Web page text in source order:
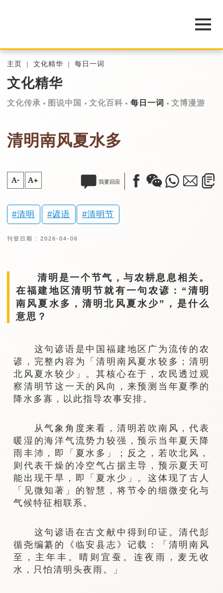
主页 文化精华 每日一词
文化精华
文化传承 图说中国 文化百科 每日一词 文博漫游
清明南风夏水多
A- A+ 我要回应
清明 谚语 清明节
刊登日期 : 2026-04-06
清明是一个节气，与农耕息息相关。
在福建地区清明节就有一句农谚：“清明
南风夏水多，清明北风夏水少”，是什么
意思？
这句谚语是中国福建地区广为流传的农
谚，完整内容为「清明南风夏水较多；清明
北风夏水较少」。其核心在于，农民透过观
察清明节这一天的风向，来预测当年夏季的
降水多寡，以此指导农事安排。
从气象角度来看，清明若吹南风，代表
暖湿的海洋气流势力较强，预示当年夏天降
雨丰沛，即「夏水多」；反之，若吹北风，
则代表干燥的冷空气占据主导，预示夏天可
能出现干旱，即「夏水少」。这体现了古人
「见微知著」的智慧，将节令的细微变化与
气候特征相联系。
这句谚语在古文献中得到印证。清代彭
循尧编纂的《临安县志》记载：「清明南风
至，主年丰。晴则宜蚕。连夜雨，麦无收
水，只怕清明头夜雨。」